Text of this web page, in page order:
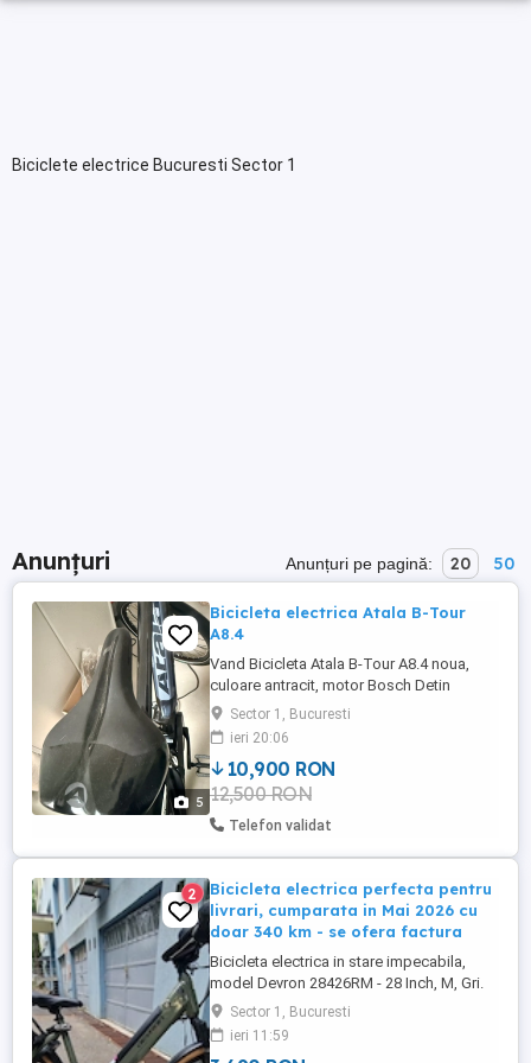
Biciclete electrice Bucuresti Sector 1
Anunțuri Anunțuri pe pagină: 20 50
5
Bicicleta electrica Atala B-Tour
A8.4
Vand Bicicleta Atala B-Tour A8.4 noua,
culoare antracit, motor Bosch Detin
Factura Este in garantie pana in Sep2027
Sector 1, Bucuresti
ieri 20:06
10,900 RON
12,500 RON
Telefon validat
2
Bicicleta electrica perfecta pentru
livrari, cumparata in Mai 2026 cu
doar 340 km - se ofera factura
Bicicleta electrica in stare impecabila,
model Devron 28426RM - 28 Inch, M, Gri.
Cumparata de la AFI Sport, detin factura si
garantie. Pretul a fost de 4690 lei. A fost
folosita pentru livrari, are doar 340 km
Sector 1, Bucuresti
ieri 11:59